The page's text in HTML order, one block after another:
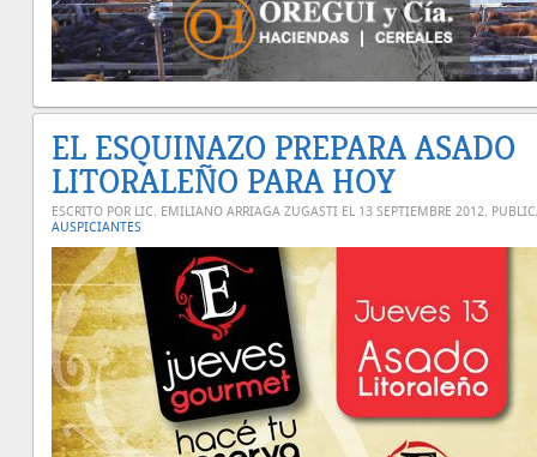
EL ESQUINAZO PREPARA ASADO
LITORALEÑO PARA HOY
ESCRITO POR LIC. EMILIANO ARRIAGA ZUGASTI EL 13 SEPTIEMBRE 2012.
AUSPICIANTES